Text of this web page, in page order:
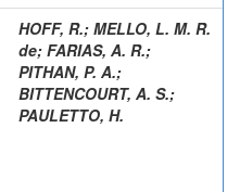
HOFF, R.; MELLO, L. M. R.
de; FARIAS, A. R.;
PITHAN, P. A.;
BITTENCOURT, A. S.;
PAULETTO, H.